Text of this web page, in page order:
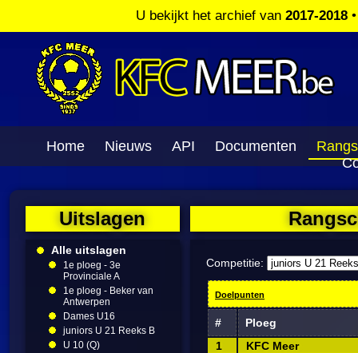
U bekijkt het archief van 2017-2018
Home Nieuws API Documenten
Uitslagen
Alle uitslagen
1e ploeg - 3e
Provinciale A
1e ploeg - Beker van
Antwerpen
Dames U16
juniors U 21 Reeks B
U 10 (Q)
Competitie:
Doelpunten
#
Ploeg
1
KFC Meer